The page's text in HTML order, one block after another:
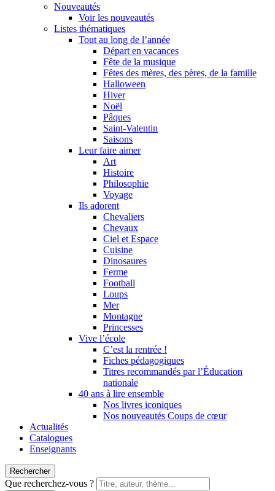
Nouveautés
Voir les nouveautés
Listes thématiques
Tout au long de l’année
Départ en vacances
Fête de la musique
Fêtes des mères, des pères, de la famille
Halloween
Hiver
Noël
Pâques
Saint-Valentin
Saisons
Leur faire aimer
Art
Histoire
Philosophie
Voyage
Ils adorent
Chevaliers
Chevaux
Ciel et Espace
Cuisine
Dinosaures
Ferme
Football
Loups
Mer
Montagne
Princesses
Vive l’école
C’est la rentrée !
Fiches pédagogiques
Titres recommandés par l’Éducation
nationale
40 ans à lire ensemble
Nos livres iconiques
Nos nouveautés Coups de cœur
Actualités
Catalogues
Enseignants
Rechercher
Que recherchez-vous ?